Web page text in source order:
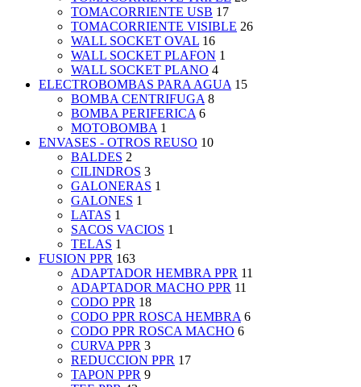
TOMACORRIENTE USB 17
TOMACORRIENTE VISIBLE 26
WALL SOCKET OVAL 16
WALL SOCKET PLAFON 1
WALL SOCKET PLANO 4
ELECTROBOMBAS PARA AGUA 15
BOMBA CENTRIFUGA 8
BOMBA PERIFERICA 6
MOTOBOMBA 1
ENVASES - OTROS REUSO 10
BALDES 2
CILINDROS 3
GALONERAS 1
GALONES 1
LATAS 1
SACOS VACIOS 1
TELAS 1
FUSION PPR 163
ADAPTADOR HEMBRA PPR 11
ADAPTADOR MACHO PPR 11
CODO PPR 18
CODO PPR ROSCA HEMBRA 6
CODO PPR ROSCA MACHO 6
CURVA PPR 3
REDUCCION PPR 17
TAPON PPR 9